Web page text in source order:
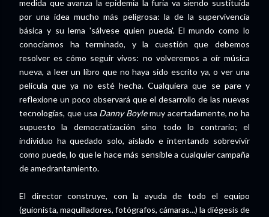
medida que avanza la epidemia la furia va siendo sustituida
por una idea mucho más peligrosa: la de la supervivencia
básica y su lema 'sálvese quien pueda'. El mundo como lo
conocíamos ha terminado, y la cuestión que debemos
resolver es cómo seguir vivos: no volveremos a oír música
nueva, a leer un libro que no haya sido escrito ya, o ver una
película que ya no esté hecha. Cualquiera que se pare y
reflexione un poco observará que el desarrollo de las nuevas
tecnologías, que usa Danny Boylemuy acertadamente, no ha
supuesto la democratización sino todo lo contrario; el
individuo ha quedado solo, aislado e intentando sobrevivir
como puede, lo que le hace más sensible a cualquier campaña
de amedrantamiento.
El director construye, con la ayuda de todo el equipo
(guionista, maquilladores, fotógrafos, cámaras...) la diégesis de